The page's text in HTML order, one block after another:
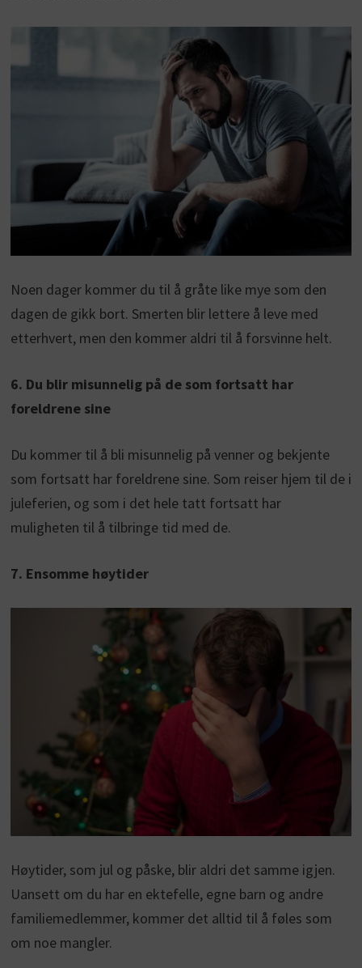
Noen dager kommer du til å gråte like mye som den
dagen de gikk bort. Smerten blir lettere å leve med
etterhvert, men den kommer aldri til å forsvinne helt.
6. Du blir misunnelig på de som fortsatt har
foreldrene sine
Du kommer til å bli misunnelig på venner og bekjente
som fortsatt har foreldrene sine. Som reiser hjem til de i
juleferien, og som i det hele tatt fortsatt har
muligheten til å tilbringe tid med de.
7. Ensomme høytider
Høytider, som jul og påske, blir aldri det samme igjen.
Uansett om du har en ektefelle, egne barn og andre
familiemedlemmer, kommer det alltid til å føles som
om noe mangler.